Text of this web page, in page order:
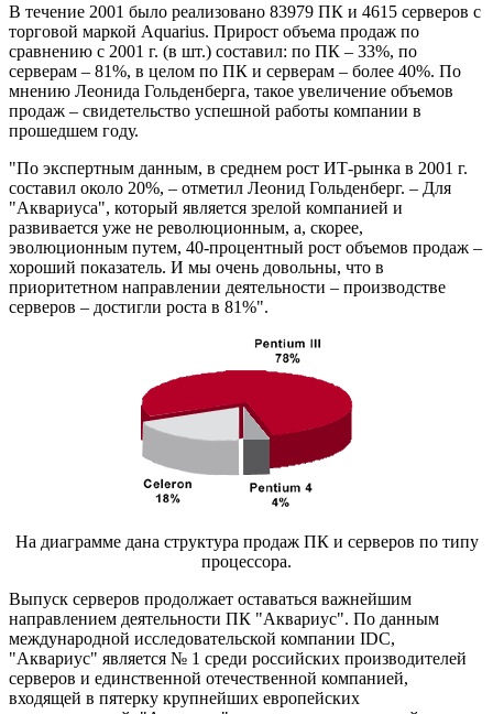
В течение 2001 было реализовано 83979 ПК и 4615 серверов с
торговой маркой Aquarius. Прирост объема продаж по
сравнению с 2001 г. (в шт.) составил: по ПК – 33%, по
серверам – 81%, в целом по ПК и серверам – более 40%. По
мнению Леонида Гольденберга, такое увеличение объемов
продаж – свидетельство успешной работы компании в
прошедшем году.
"По экспертным данным, в среднем рост ИТ-рынка в 2001 г.
составил около 20%, – отметил Леонид Гольденберг. – Для
"Аквариуса", который является зрелой компанией и
развивается уже не революционным, а, скорее,
эволюционным путем, 40-процентный рост объемов продаж –
хороший показатель. И мы очень довольны, что в
приоритетном направлении деятельности – производстве
серверов – достигли роста в 81%".
На диаграмме дана структура продаж ПК и серверов по типу
процессора.
Выпуск серверов продолжает оставаться важнейшим
направлением деятельности ПК "Аквариус". По данным
международной исследовательской компании IDC,
"Аквариус" является № 1 среди российских производителей
серверов и единственной отечественной компанией,
входящей в пятерку крупнейших европейских